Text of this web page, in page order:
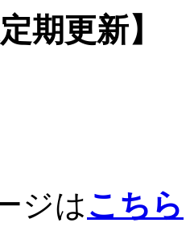
定期更新
ジはこちら